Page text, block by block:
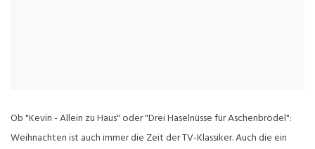
Ob "Kevin - Allein zu Haus" oder "Drei Haselnüsse für Aschenbrödel":
Weihnachten ist auch immer die Zeit der TV-Klassiker. Auch die ein